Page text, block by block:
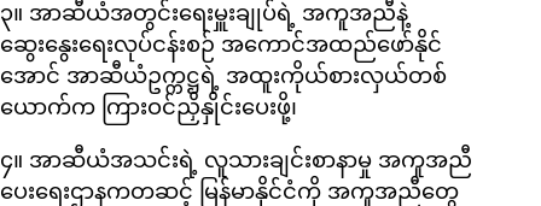
၃။ အာဆီယံအတွင်းရေးမှူးချုပ်ရဲ့ အကူအညီနဲ့
ဆွေးနွေးရေးလုပ်ငန်းစဉ် အကောင်အထည်ဖော်နိုင်
အောင် အာဆီယံဥက္ကဋ္ဌရဲ့ အထူးကိုယ်စားလှယ်တစ်
ယောက်က ကြားဝင်ညှိနှိုင်းပေးဖို့၊
၄။ အာဆီယံအသင်းရဲ့ လူသားချင်းစာနာမှု အကူအညီ
ပေးရေးဌာနကတဆင့် မြန်မာနိုင်ငံကို အကူအညီတွေ